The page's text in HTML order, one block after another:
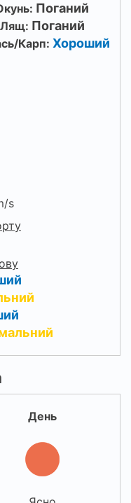
Поганий
Лящ: Поганий
Карп: Хороший
s
День